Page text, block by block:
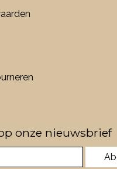
onze nieuwsbrief